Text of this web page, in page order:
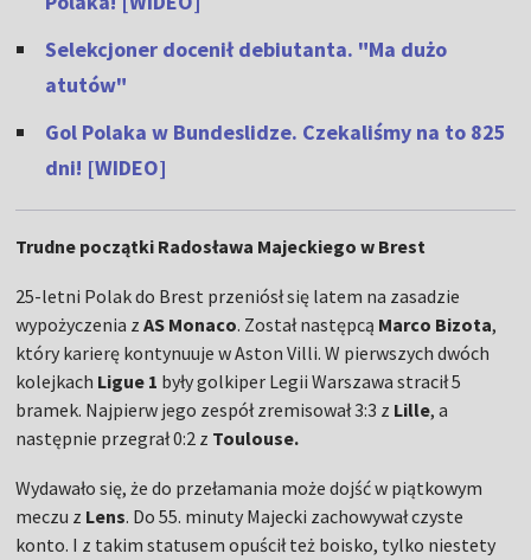
Selekcjoner docenił debiutanta. "Ma dużo
atutów"
Gol Polaka w Bundeslidze. Czekaliśmy na to 825
dni! [WIDEO]
Trudne początki Radosława Majeckiego w Brest
25-letni Polak do Brest przeniósł się latem na zasadzie
wypożyczenia zAS Monaco. Został następcą Marco Bizota,
który karierę kontynuuje w Aston Villi. W pierwszych dwóch
kolejkach Ligue 1 były golkiper Legii Warszawa stracił 5
bramek. Najpierw jego zespół zremisował 3:3 z Lille, a
następnie przegrał 0:2 z Toulouse.
Wydawało się, że do przełamania może dojść w piątkowym
meczu z Lens. Do 55. minuty Majecki zachowywał czyste
konto. I z takim statusem opuścił też boisko, tylko niestety